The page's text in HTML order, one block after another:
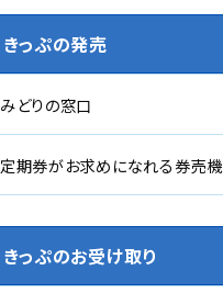
きっぷの発売
みどりの窓口
定期券がお求めになれる券売機
きっぷのお受け取り